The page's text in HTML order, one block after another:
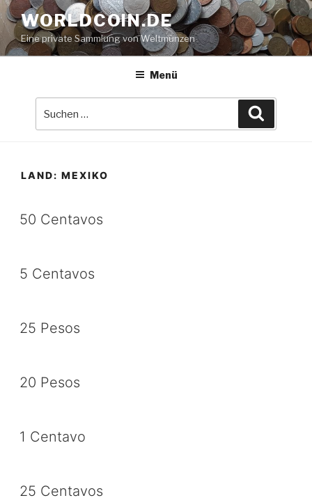
Zum
Inhalt
springen
WORLDCOIN.DE
Eine private Sammlung von Weltmünzen
Menü
LAND: MEXIKO
50 Centavos
5 Centavos
25 Pesos
20 Pesos
1 Centavo
25 Centavos